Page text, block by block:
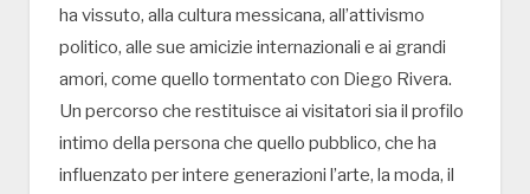
ha vissuto, alla cultura messicana, all’attivismo
politico, alle sue amicizie internazionali e ai grandi
amori, come quello tormentato con Diego Rivera.
Un percorso che restituisce ai visitatori sia il profilo
intimo della persona che quello pubblico, che ha
influenzato per intere generazioni l’arte, la moda, il